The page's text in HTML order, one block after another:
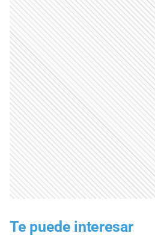
Te puede interesar